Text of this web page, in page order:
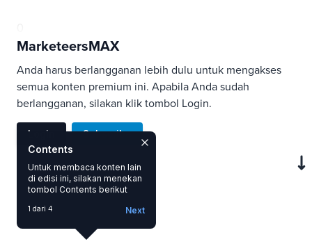
MarketeersMAX
Anda harus berlangganan lebih dulu untuk mengakses
semua konten premium ini. Apabila Anda sudah
berlangganan, silakan klik tombol Login.
Login Subscribe
Contents
Untuk membaca konten lain
di edisi ini, silakan menekan
tombol Contents berikut
1 dari 4 Next